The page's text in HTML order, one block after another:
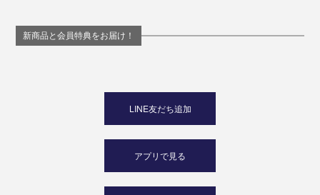
新商品と会員特典をお届け！
LINE友だち追加
アプリで見る